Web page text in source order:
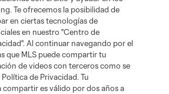
registrados y son marcas bajo ley común
el permiso de sus propietarios. Uso
Te ofrecemos la posibilidad de
en ciertas tecnologías de
en nuestro "Centro de
Al continuar navegando por el
que MLS puede compartir tu
de videos con terceros como se
de Privacidad. Tu
es válido por dos años a